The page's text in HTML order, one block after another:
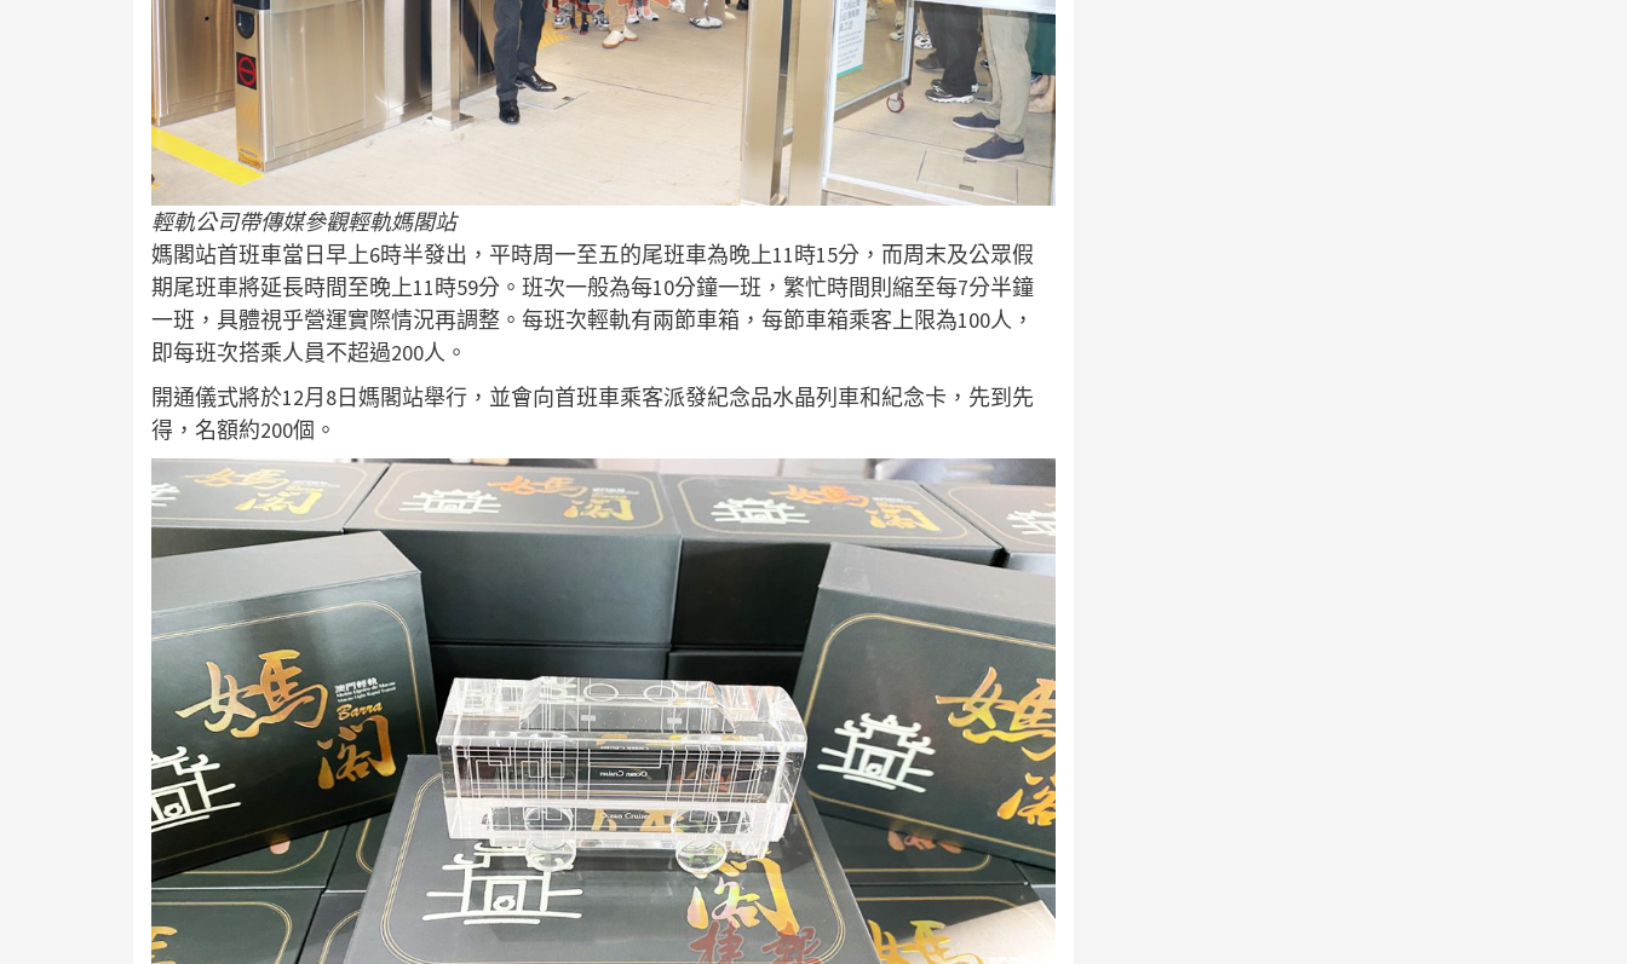
輕軌公司帶傳媒參觀輕軌媽閣站
媽閣站首班車當日早上6時半發出，平時周一至五的尾班車為晚上11時15分，而周末及公眾假
期尾班車將延長時間至晚上11時59分。班次一般為每10分鐘一班，繁忙時間則縮至每7分半鐘
一班，具體視乎營運實際情況再調整。每班次輕軌有兩節車箱，每節車箱乘客上限為100人，
即每班次搭乘人員不超過200人。
開通儀式將於12月8日媽閣站舉行，並會向首班車乘客派發紀念品水晶列車和紀念卡，先到先
得，名額約200個。